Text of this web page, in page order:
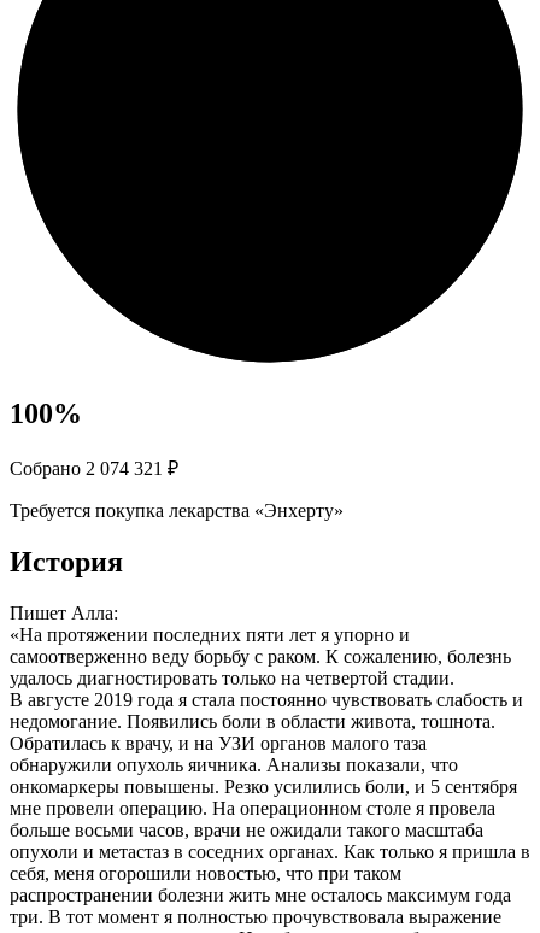
100%
Собрано 2 074 321 ₽
Требуется покупка лекарства «Энхерту»
История
Пишет Алла:
«На протяжении последних пяти лет я упорно и
самоотверженно веду борьбу с раком. К сожалению, болезнь
удалось диагностировать только на четвертой стадии.
В августе 2019 года я стала постоянно чувствовать слабость и
недомогание. Появились боли в области живота, тошнота.
Обратилась к врачу, и на УЗИ органов малого таза
обнаружили опухоль яичника. Анализы показали, что
онкомаркеры повышены. Резко усилились боли, и 5 сентября
мне провели операцию. На операционном столе я провела
больше восьми часов, врачи не ожидали такого масштаба
опухоли и метастаз в соседних органах. Как только я пришла в
себя, меня огорошили новостью, что при таком
распространении болезни жить мне осталось максимум года
три. В тот момент я полностью прочувствовала выражение